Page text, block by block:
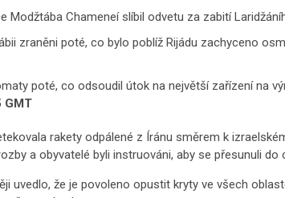
Modžtába Chameneí slíbil odvetu za zabití
zraněni poté, co bylo poblíž Rijádu zachyceno
poté, co odsoudil útok na největší zařízení na
GMT
rakety odpálené z Íránu směrem k
a obyvatelé byli instruováni, aby se přesunuli do
uvedlo, že je povoleno opustit kryty ve všech